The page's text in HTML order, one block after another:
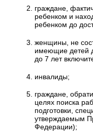
граждане,
ребенком и
ребенком до
женщины, не
имеющие детей
до 7 лет
инвалиды;
граждане,
целях поиска
подготовки,
утверждаемым
Федерации);